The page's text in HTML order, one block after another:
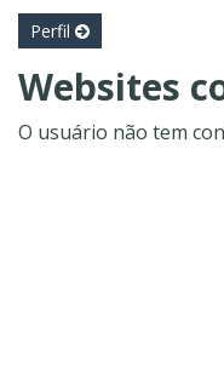
Perfil
Websites
O usuário não tem